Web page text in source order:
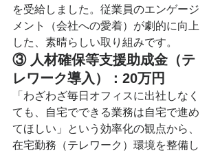
を受給しました。従業員のエンゲージ
メント（会社への愛着）が劇的に向上
した、素晴らしい取り組みです。
③ 人材確保等支援助成金（テ
レワーク導入）：20万円
「わざわざ毎日オフィスに出社しなく
ても、自宅でできる業務は自宅で進め
てほしい」という効率化の観点から、
在宅勤務（テレワーク）環境を整備し